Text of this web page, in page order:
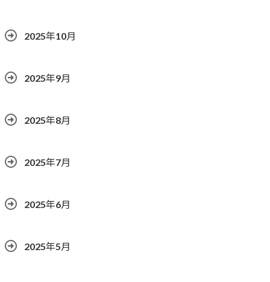
2025年10月
2025年9月
2025年8月
2025年7月
2025年6月
2025年5月